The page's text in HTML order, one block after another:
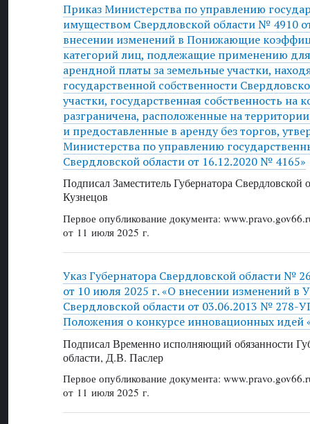
Приказ Министерства по управлению
имуществом Свердловской области № 4910
внесении изменений в Понижающие
категорий лиц, подлежащие применению
арендной платы за земельные участки,
государственной собственности
участки, государственная собственность на
разграничена, расположенные на
и предоставленные в аренду без торгов,
Министерства по управлению
Свердловской области от 16.12.2020 № 4165»
Подписал Заместитель Губернатора
Кузнецов
Первое опубликование документа:
от 11 июля 2025 г.
Указ Губернатора Свердловской области №
от 10 июля 2025 г. «О внесении изменений в
Свердловской области от 03.06.2013 № 278-
Положения о конкурсе инновационных идей
Подписал Временно исполняющий обязанности
области, Д.В. Паслер
Первое опубликование документа:
от 11 июля 2025 г.